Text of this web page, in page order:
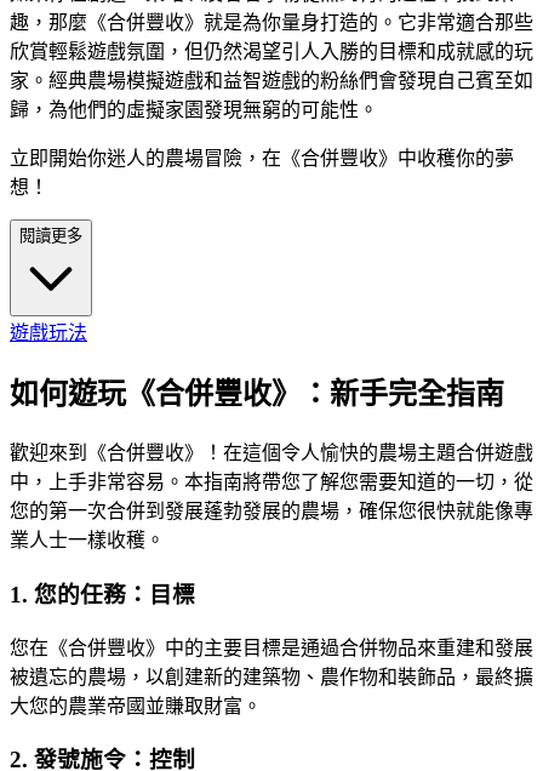
趣，那麼《合併豐收》就是為你量身打造的。它非常適合那些
欣賞輕鬆遊戲氛圍，但仍然渴望引人入勝的目標和成就感的玩
家。經典農場模擬遊戲和益智遊戲的粉絲們會發現自己賓至如
歸，為他們的虛擬家園發現無窮的可能性。
立即開始你迷人的農場冒險，在《合併豐收》中收穫你的夢
想！
閱讀更多
遊戲玩法
如何遊玩《合併豐收》：新手完全指南
歡迎來到《合併豐收》！在這個令人愉快的農場主題合併遊戲
中，上手非常容易。本指南將帶您了解您需要知道的一切，從
您的第一次合併到發展蓬勃發展的農場，確保您很快就能像專
業人士一樣收穫。
1. 您的任務：目標
您在《合併豐收》中的主要目標是通過合併物品來重建和發展
被遺忘的農場，以創建新的建築物、農作物和裝飾品，最終擴
大您的農業帝國並賺取財富。
2. 發號施令：控制